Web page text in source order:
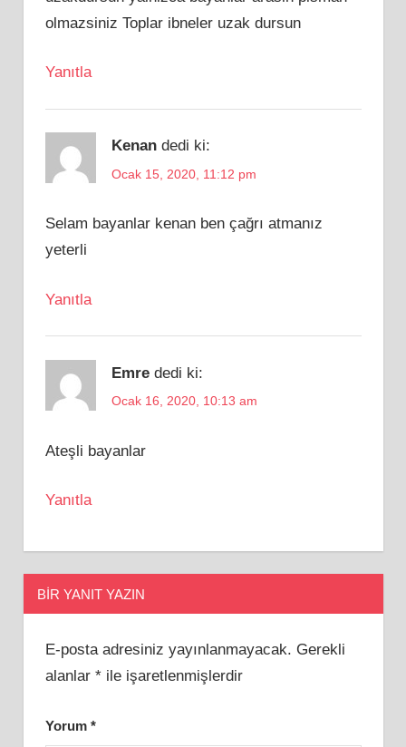
olmazsiniz Toplar ibneler uzak dursun
Yanıtla
Kenan dedi ki:
Ocak 15, 2020, 11:12 pm
Selam bayanlar kenan ben çağrı atmanız
yeterli
Yanıtla
Emre dedi ki:
Ocak 16, 2020, 10:13 am
Ateşli bayanlar
Yanıtla
BIR YANIT YAZIN
E-posta adresiniz yayınlanmayacak. Gerekli
alanlar *ile işaretlenmişlerdir
Yorum *